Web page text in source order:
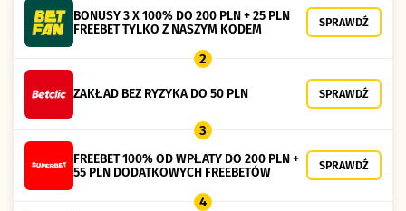
BONUSY 3 X 100% DO 200 PLN + 25 PLN
FREEBET TYLKO Z NASZYM KODEM
SPRAWDŹ
2
ZAKŁAD BEZ RYZYKA DO 50 PLN SPRAWDŹ
3
FREEBET 100% OD WPŁATY DO 200 PLN +
55 PLN DODATKOWYCH FREEBETÓW
SPRAWDŹ
4